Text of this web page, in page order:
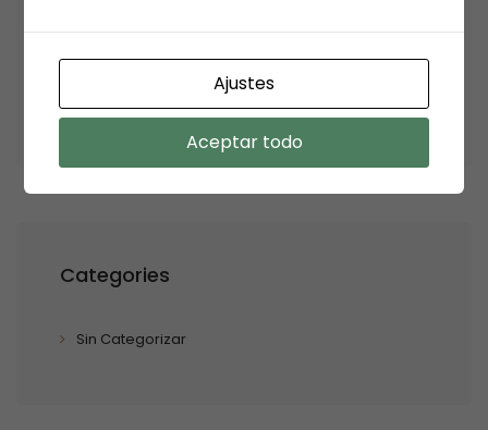
Junio 2024
Categories
Sin Categorizar
Ajustes
Aceptar todo